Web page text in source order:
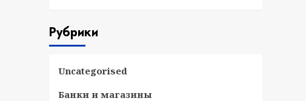
Рубрики
Uncategorised
Банки и магазины